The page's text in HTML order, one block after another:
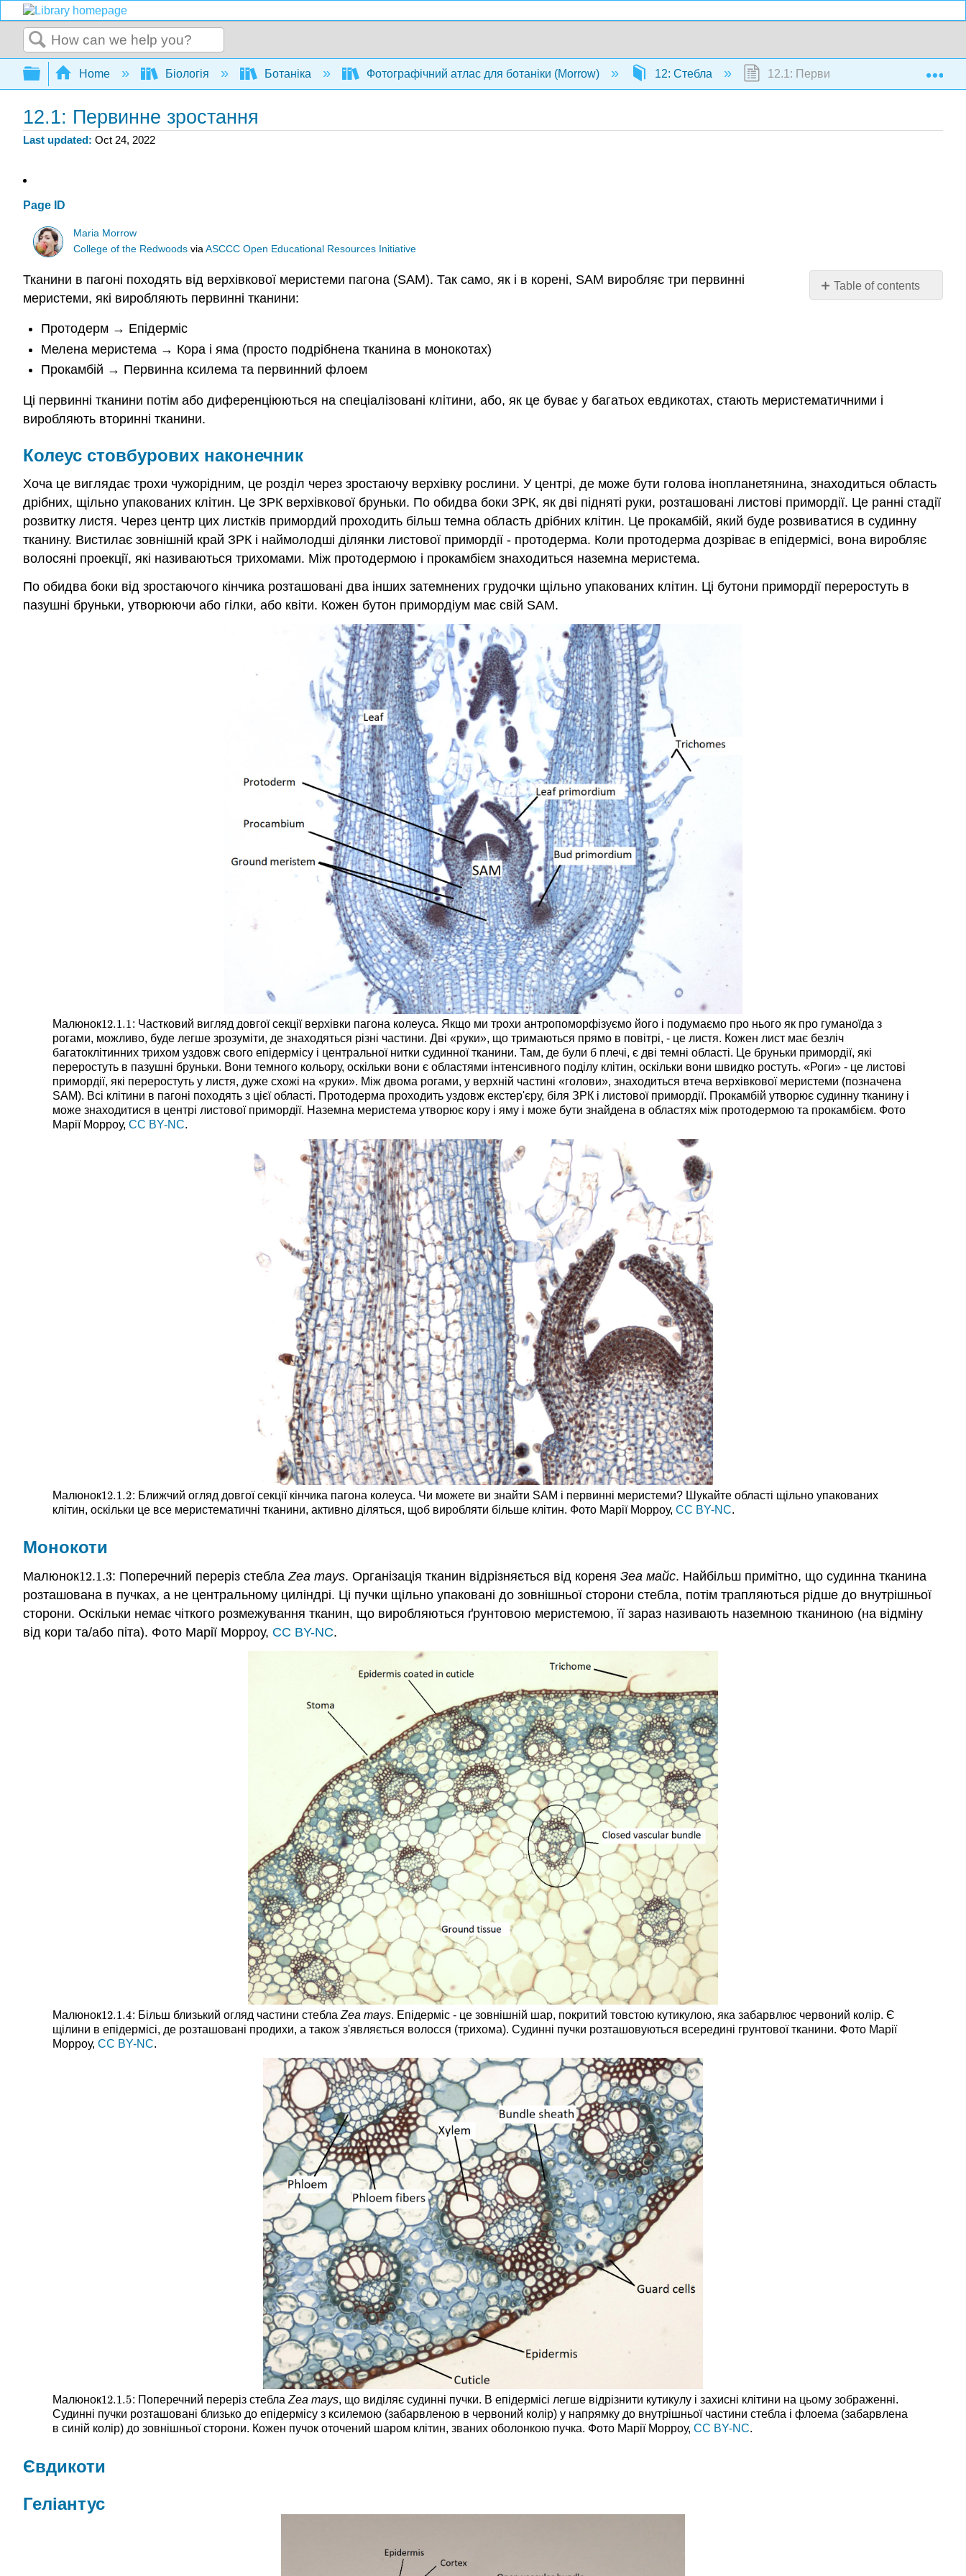
Search
Expand/collapse global hierarchy
Home Біологія Ботаніка Фотографічний атлас для ботаніки (Morrow) 12: Стебла 12.1: Первинне зростання
12.1: Первинне зростання
Last updated Oct 24, 2022
Page ID
Maria Morrow
College of the Redwoodsvia ASCCC Open Educational Resources Initiative
Table of contents
Геліантус
Тканини в пагоні походять від верхівкової меристеми пагона (SAM). Так само, як і в корені, SAM виробляє три первинні
меристеми, які виробляють первинні тканини:
Протодерм → Епідерміс
Мелена меристема → Кора і яма (просто подрібнена тканина в монокотах)
Прокамбій → Первинна ксилема та первинний флоем
Ці первинні тканини потім або диференціюються на спеціалізовані клітини, або, як це буває у багатьох евдикотах, стають меристематичними і
виробляють вторинні тканини.
Колеус стовбурових наконечник
Хоча це виглядає трохи чужорідним, це розділ через зростаючу верхівку рослини. У центрі, де може бути голова інопланетянина, знаходиться область
дрібних, щільно упакованих клітин. Це ЗРК верхівкової бруньки. По обидва боки ЗРК, як дві підняті руки, розташовані листові примордії. Це ранні стадії
розвитку листя. Через центр цих листків примордий проходить більш темна область дрібних клітин. Це прокамбій, який буде розвиватися в судинну
тканину. Вистилає зовнішній край ЗРК і наймолодші ділянки листової примордії - протодерма. Коли протодерма дозріває в епідермісі, вона виробляє
волосяні проекції, які називаються трихомами. Між протодермою і прокамбієм знаходиться наземна меристема.
По обидва боки від зростаючого кінчика розташовані два інших затемнених грудочки щільно упакованих клітин. Ці бутони примордії переростуть в
пазушні бруньки, утворюючи або гілки, або квіти. Кожен бутон примордіум має свій SAM.
Малюнок12.1.1
12.1.1: Частковий вигляд довгої секції верхівки пагона колеуса. Якщо ми трохи антропоморфізуємо його і подумаємо про нього як про гуманоїда з
рогами, можливо, буде легше зрозуміти, де знаходяться різні частини. Дві «руки», що тримаються прямо в повітрі, - це листя. Кожен лист має безліч
багатоклітинних трихом уздовж свого епідермісу і центральної нитки судинної тканини. Там, де були б плечі, є дві темні області. Це бруньки примордії, які
переростуть в пазушні бруньки. Вони темного кольору, оскільки вони є областями інтенсивного поділу клітин, оскільки вони швидко ростуть. «Роги» - це листові
примордії, які переростуть у листя, дуже схожі на «руки». Між двома рогами, у верхній частині «голови», знаходиться втеча верхівкової меристеми (позначена
SAM). Всі клітини в пагоні походять з цієї області. Протодерма проходить уздовж екстер'єру, біля ЗРК і листової примордії. Прокамбій утворює судинну тканину і
може знаходитися в центрі листової примордії. Наземна меристема утворює кору і яму і може бути знайдена в областях між протодермою та прокамбієм. Фото
Марії Морроу,CC BY-NC.
Малюнок12.1.2
12.1.2: Ближчий огляд довгої секції кінчика пагона колеуса. Чи можете ви знайти SAM і первинні меристеми? Шукайте області щільно упакованих
клітин, оскільки це все меристематичні тканини, активно діляться, щоб виробляти більше клітин. Фото Марії Морроу,CC BY-NC.
Монокоти
Малюнок12.1.3
12.1.3: Поперечний переріз стеблаZea mays. Організація тканин відрізняється від кореняЗеа майс. Найбільш примітно, що судинна тканина
розташована в пучках, а не центральному циліндрі. Ці пучки щільно упаковані до зовнішньої сторони стебла, потім трапляються рідше до внутрішньої
сторони. Оскільки немає чіткого розмежування тканин, що виробляються ґрунтовою меристемою, її зараз називають наземною тканиною (на відміну
від кори та/або піта). Фото Марії Морроу, CC BY-NC.
Малюнок12.1.4
12.1.4: Більш близький огляд частини стебла Zea mays. Епідерміс - це зовнішній шар, покритий товстою кутикулою, яка забарвлює червоний колір. Є
щілини в епідермісі, де розташовані продихи, а також з'являється волосся (трихома). Судинні пучки розташовуються всередині грунтової тканини. Фото Марії
Морроу,CC BY-NC.
Малюнок12.1.5
12.1.5: Поперечний переріз стебла Zea mays, що виділяє судинні пучки. В епідермісі легше відрізнити кутикулу і захисні клітини на цьому зображенні.
Судинні пучки розташовані близько до епідермісу з ксилемою (забарвленою в червоний колір) у напрямку до внутрішньої частини стебла і флоема (забарвлена
в синій колір) до зовнішньої сторони. Кожен пучок оточений шаром клітин, званих оболонкою пучка. Фото Марії Морроу,CC BY-NC.
Євдикоти
Геліантус